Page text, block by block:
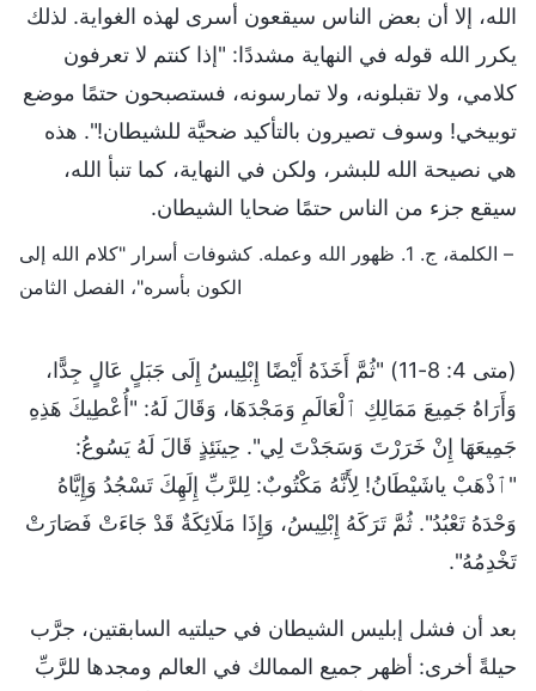
الله، إلا أن بعض الناس سيقعون أسرى لهذه الغواية. لذلك
يكرر الله قوله في النهاية مشددًا: "إذا كنتم لا تعرفون
كلامي، ولا تقبلونه، ولا تمارسونه، فستصبحون حتمًا موضع
توبيخي! وسوف تصيرون بالتأكيد ضحيَّة للشيطان!". هذه
هي نصيحة الله للبشر، ولكن في النهاية، كما تنبأ الله،
سيقع جزء من الناس حتمًا ضحايا الشيطان.
– الكلمة، ج. 1. ظهور الله وعمله. كشوفات أسرار "كلام الله إلى
الكون بأسره"، الفصل الثامن
(متى 4: 8-11) "ثُمَّ أَخَذَهُ أَيْضًا إِبْلِيسُ إِلَى جَبَلٍ عَالٍ جِدًّا،
وَأَرَاهُ جَمِيعَ مَمَالِكِ ٱلْعَالَمِ وَمَجْدَهَا، وَقَالَ لَهُ: "أُعْطِيكَ هَذِهِ
جَمِيعَهَا إِنْ خَرَرْتَ وَسَجَدْتَ لِي". حِينَئِذٍ قَالَ لَهُ يَسُوعُ:
"ٱذْهَبْ ياشَيْطَانُ! لِأَنَّهُ مَكْتُوبٌ: لِلرَّبِّ إِلَهِكَ تَسْجُدُ وَإِيَّاهُ
وَحْدَهُ تَعْبُدُ". ثُمَّ تَرَكَهُ إِبْلِيسُ، وَإِذَا مَلَائِكَةٌ قَدْ جَاءَتْ فَصَارَتْ
تَخْدِمُهُ".
بعد أن فشل إبليس الشيطان في حيلتيه السابقتين، جرَّب
حيلةً أخرى: أظهر جميع الممالك في العالم ومجدها للرَّبِّ